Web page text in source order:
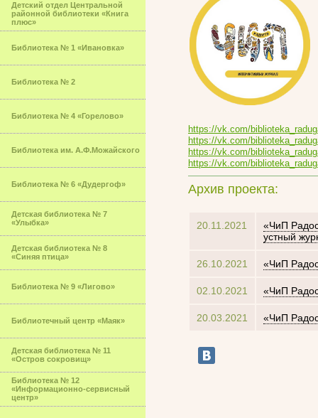
Детский отдел Центральной
районной библиотеки «Книга
плюс»
Библиотека № 1 «Ивановка»
Библиотека № 2
Библиотека № 4 «Горелово»
Библиотека им. А.Ф.Можайского
Библиотека № 6 «Дудергоф»
Детская библиотека № 7
«Улыбка»
Детская библиотека № 8
«Синяя птица»
Библиотека № 9 «Лигово»
Библиотечный центр «Маяк»
Детская библиотека № 11
«Остров сокровищ»
Библиотека № 12
«Информационно-сервисный
центр»
https://vk.com/
https://vk.com/
https://vk.com/
https://vk.com/
Архив проекта:
20.11.2021
«ЧиП
устный
26.10.2021 «ЧиП
02.10.2021 «ЧиП
20.03.2021 «ЧиП